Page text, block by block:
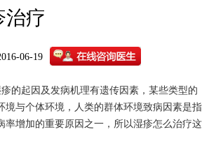
治疗
06-19
的起因及发病机理有遗传因素，某些类型的
与个体环境，人类的群体环境致病因素是指
增加的重要原因之一，所以湿疹怎么治疗这